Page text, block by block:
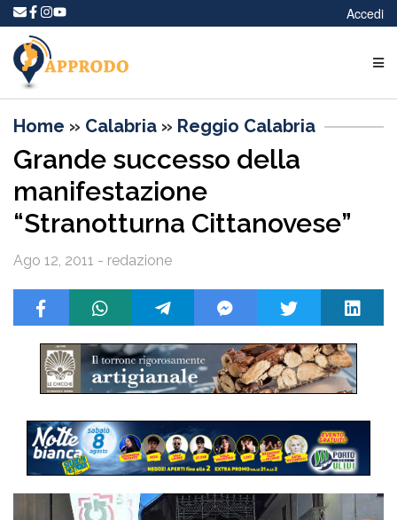
Accedi
Home » Calabria » Reggio Calabria
Grande successo della
manifestazione
“Stranotturna Cittanovese”
Ago 12, 2011 - redazione